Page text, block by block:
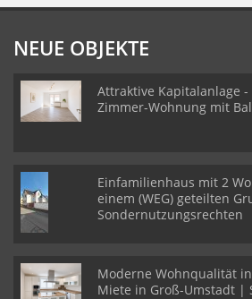
NEUE OBJEKTE
Attraktive Kapitalanlage
Zimmer-Wohnung mit
Einfamilienhaus mit 2
einem (WEG) geteilten
Sondernutzungsrechten
Moderne Wohnqualität
Miete in Groß-Umstadt |